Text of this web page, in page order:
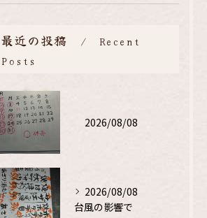
最近の投稿
Recent
Posts
2026/08/08
2026/08/08
台風の影響で